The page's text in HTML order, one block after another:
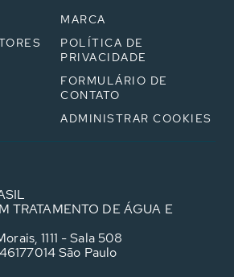
MARCA
POLÍTICA DE
PRIVACIDADE
FORMULÁRIO DE
CONTATO
ADMINISTRAR COOKIES
TRATAMENTO DE ÁGUA E
1111 - Sala 508
São Paulo